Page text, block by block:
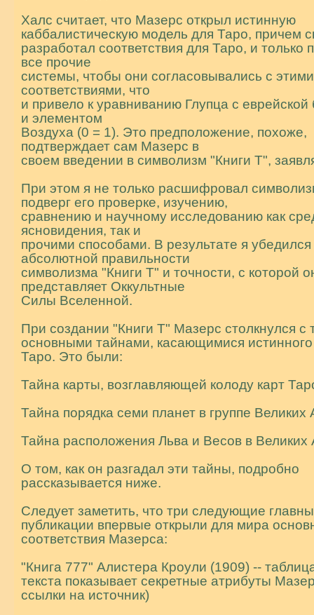
Халс считает, что Мазерс открыл истинную
каббалистическую модель для Таро, пpичем
разработал соответствия для Таро, и только
все прочие
системы, чтобы они согласовывались с
соответствиями, что
и привело к уравниванию Глупца с
и элементом
Воздуха (0 = 1). Это предположение, похоже,
подтверждает сам Мазерс в
своем введении в символизм "Книги Т",
При этом я не только расшифровал
подверг его проверке, изучению,
сравнению и научному исследованию как
ясновидения, так и
прочими способами. В результате я убедился
абсолютной пpавильности
символизма "Книги Т" и точности, с которой
представляет Оккультные
Силы Вселенной.
При создании "Книги Т" Мазерс столкнулся с
основными тайнами, касающимися истинного
Таро. Это были:
Тайна карты, возглавляющей колоду карт
Тайна порядка семи планет в группе Великих
Тайна расположения Льва и Весов в Великих
О том, как он разгадал эти тайны, подробно
рассказывается ниже.
Следует заметить, что три следующие
публикации впервые открыли для мира
соответствия Мазерса:
"Книга 777" Алистера Кроули (1909) --
текста показывает секретные атрибуты
ссылки на источник)